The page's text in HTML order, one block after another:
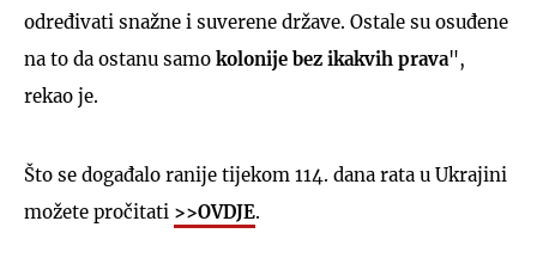
određivati snažne i suverene države. Ostale su osuđene
na to da ostanu samo kolonije bez ikakvih prava",
rekao je.
Što se događalo ranije tijekom 114. dana rata u Ukrajini
možete pročitati >>OVDJE.